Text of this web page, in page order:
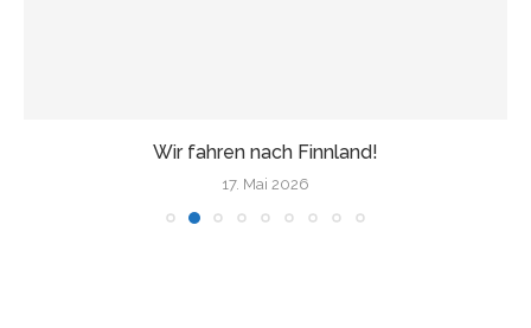
Wir fahren nach Finnland!
17. Mai 2026